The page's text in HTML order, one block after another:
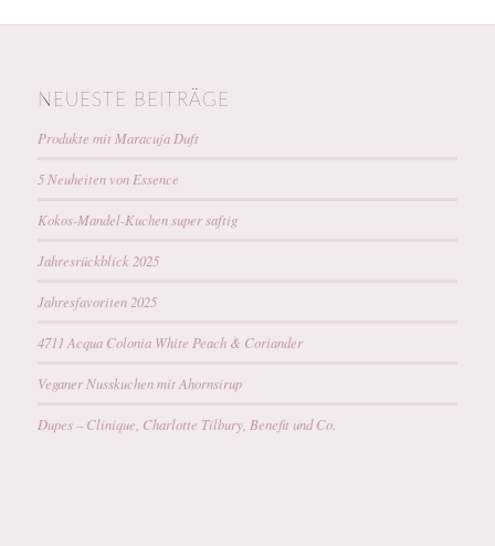
NEUESTE BEITRÄGE
Produkte mit Maracuja Duft
5 Neuheiten von Essence
Kokos-Mandel-Kuchen super saftig
Jahresrückblick 2025
Jahresfavoriten 2025
4711 Acqua Colonia White Peach & Coriander
Veganer Nusskuchen mit Ahornsirup
Dupes – Clinique, Charlotte Tilbury, Benefit und Co.